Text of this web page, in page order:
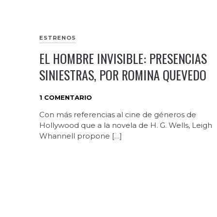
ESTRENOS
EL HOMBRE INVISIBLE: PRESENCIAS
SINIESTRAS, POR ROMINA QUEVEDO
1 COMENTARIO
Con más referencias al cine de géneros de
Hollywood que a la novela de H. G. Wells, Leigh
Whannell propone […]